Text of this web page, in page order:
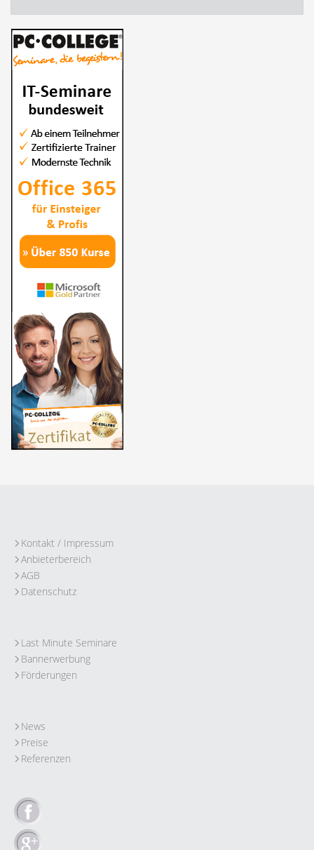
Kontakt / Impressum
Anbieterbereich
AGB
Datenschutz
Last Minute Seminare
Bannerwerbung
Förderungen
News
Preise
Referenzen